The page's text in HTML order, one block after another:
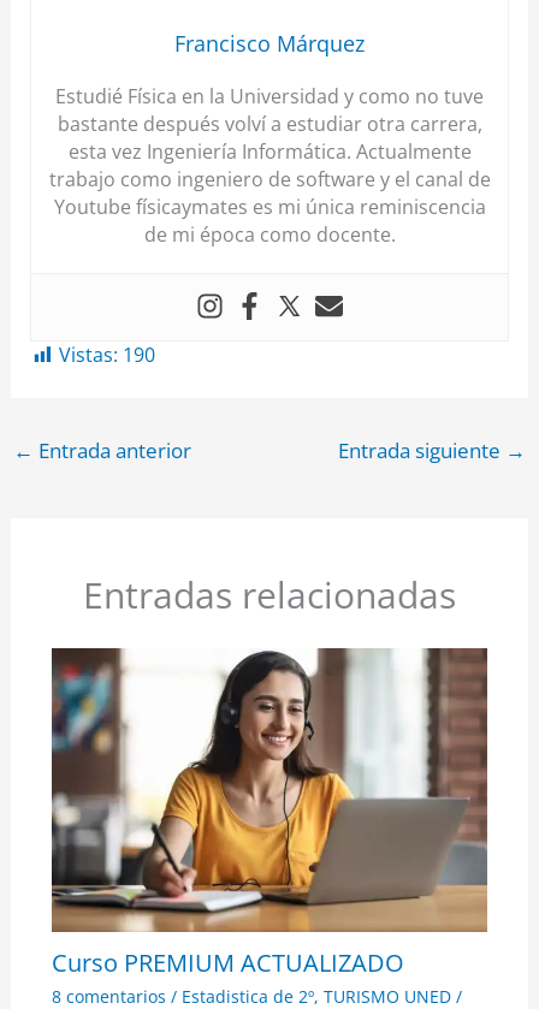
Francisco Márquez
Estudié Física en la Universidad y como no tuve
bastante después volví a estudiar otra carrera,
esta vez Ingeniería Informática. Actualmente
trabajo como ingeniero de software y el canal de
Youtube físicaymates es mi única reminiscencia
de mi época como docente.
Vistas: 190
← Entrada anterior Entrada siguiente →
Entradas relacionadas
Curso PREMIUM ACTUALIZADO
8 comentarios / Estadistica de 2º, TURISMO UNED/